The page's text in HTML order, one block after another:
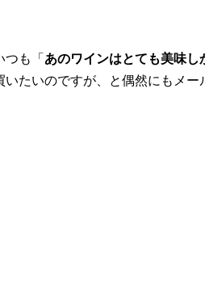
も「 あのワインはとても美味し
たいのですが、と偶然にもメー